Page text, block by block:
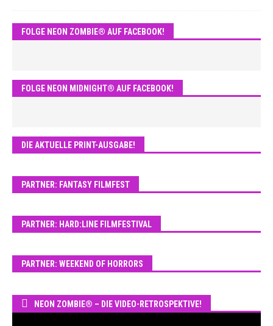
FOLGE NEON ZOMBIE® AUF FACEBOOK!
FOLGE NEON MIDNIGHT® AUF FACEBOOK!
DIE AKTUELLE PRINT-AUSGABE!
PARTNER: FANTASY FILMFEST
PARTNER: HARD:LINE FILMFESTIVAL
PARTNER: WEEKEND OF HORRORS
NEON ZOMBIE® – DIE VIDEO-RETROSPEKTIVE!